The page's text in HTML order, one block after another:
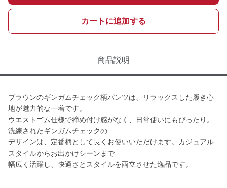
カートに追加する
商品説明
ブラウンのギンガムチェック柄パンツは、リラックスした履き心
地が魅力的な一着です。
ウエストゴム仕様で締め付け感がなく、日常使いにもぴったり。
洗練されたギンガムチェックの
デザインは、定番柄として長くお使いいただけます。カジュアル
スタイルからお出かけシーンまで
幅広く活躍し、快適さとスタイルを両立させた逸品です。